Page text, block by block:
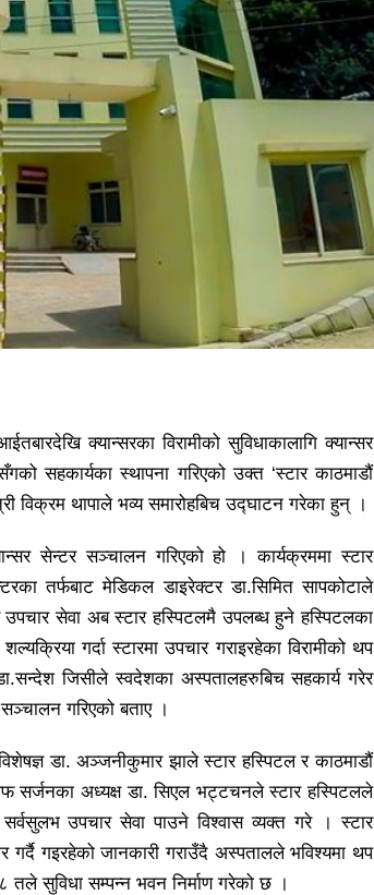
क्यान्सरका विरामीको सुविधाकालागि क्यान्सर
सहकार्यका स्थापना गरिएको उक्त ‘स्टार काठमाडौं
विक्रम थापाले भव्य समारोहबिच उद्घाटन गरेका हुन् ।
सेन्टर सञ्चालन गरिएको हो । कार्यक्रममा स्टार
तर्फबाट मेडिकल डाइरेक्टर डा.सिमित सापकोटाले
उपचार सेवा अब स्टार हस्पिटलमै उपलब्ध हुने हस्पिटलका
गर्दा स्टारमा उपचार गराइरहेका विरामीको थप
जिसीले स्वदेशका अस्पतालहरुबिच सहकार्य गरेर
गरिएको बताए ।
डा. अञ्जनीकुमार झाले स्टार हस्पिटल र काठमाडौं
सर्जनका अध्यक्ष डा. सिएल भट्टचनले स्टार हस्पिटलले
सर्वसुलभ उपचार सेवा पाउने विश्वास व्यक्त गरे । स्टार
गइरहेको जानकारी गराउँदै अस्पतालले भविश्यमा थप
तले सुविधा सम्पन्न भवन निर्माण गरेको छ ।